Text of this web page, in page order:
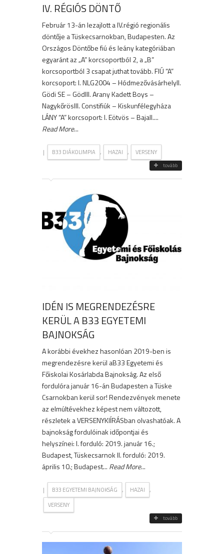
IV. RÉGIÓS DÖNTŐ
Február 13-án lezajlott a IV.régió regionális
döntője a Tüskecsarnokban, Budapesten. Az
Országos Döntőbe fiú és leány kategóriában
egyaránt az „A” korcsoportból 2, a „B”
korcsoportból 3 csapat juthat tovább. FIÚ “A”
korcsoport: I. NLG2004 – HódmezővásárhelyII.
Gödi SE – GödIII. Arany Kadett Boys –
NagykőrösIII. Constifiúk – Kiskunfélegyháza
LÁNY “A” korcsoport: I. Eötvös – BajaII....
Read More...
| B33 DIÁKOLIMPIA , HAZAI , VERSENY
tovább
IDÉN IS MEGRENDEZÉSRE
KERÜL A B33 EGYETEMI
BAJNOKSÁG
A korábbi évekhez hasonlóan 2019-ben is
megrendezésre kerül aB33 Egyetemi és
Főiskolai Kosárlabda Bajnokság. Az első
fordulóra január 16-án Budapesten a Tüske
Csarnokban kerül sor! Rendezvények menete
az elmúltévekhez képest nem változott,
részletek a VERSENYKIÍRÁSban olvashatóak. A
bajnokság fordulóinak időpontjai és
helyszínei: I. forduló: 2019. január 16.;
Budapest, Tüskecsarnok II. forduló: 2019.
április 10.; Budapest... Read More...
| B33 EGYETEMI BAJNOKSÁG , HAZAI ,
VERSENY
tovább